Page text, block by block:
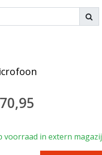
voorraad in extern